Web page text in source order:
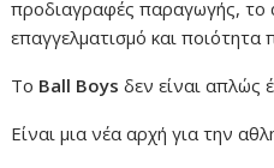
προδιαγραφές παραγωγής, το
επαγγελματισμό και ποιότητα
Το Ball Boys δεν είναι απλώς
Είναι μια νέα αρχή για την